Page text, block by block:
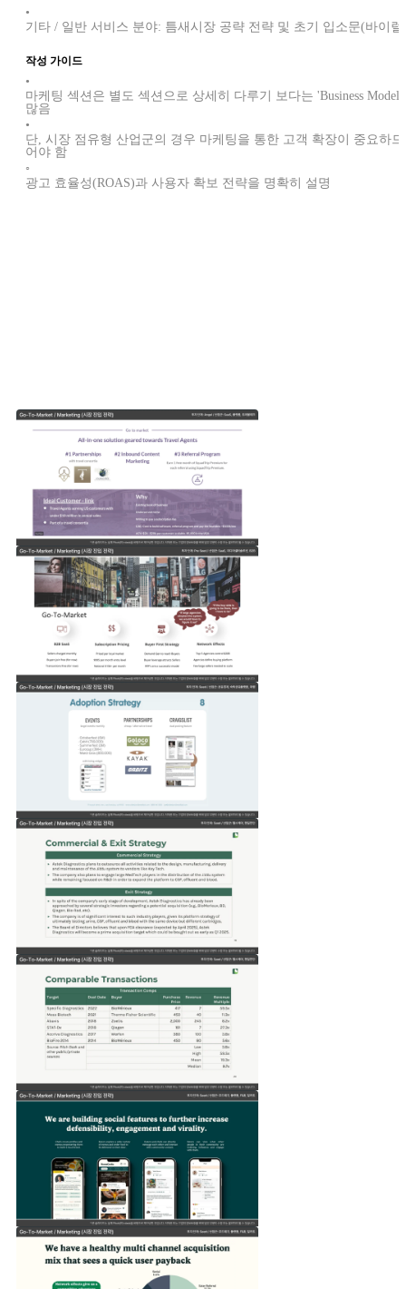
•
기타 / 일반 서비스 분야: 틈새시장 공략 전략 및 초기 입소문(바이
작성 가이드
•
마케팅 섹션은 별도 섹션으로 상세히 다루기 보다는 'Business
많음
•
단, 시장 점유형 산업군의 경우 마케팅을 통한 고객 확장이 중요하
어야 함
◦
광고 효율성(ROAS)과 사용자 확보 전략을 명확히 설명